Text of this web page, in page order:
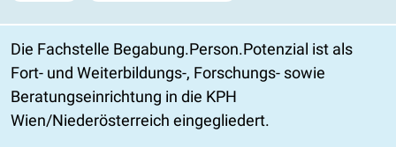
Die Fachstelle Begabung.Person.Potenzial ist als
Fort- und Weiterbildungs-, Forschungs- sowie
Beratungseinrichtung in die KPH
Wien/Niederösterreich eingegliedert.